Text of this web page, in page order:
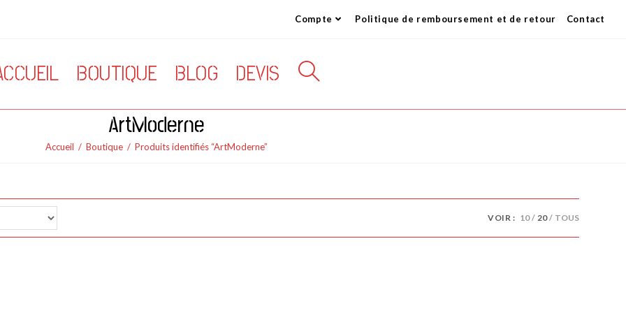
Compte Politique de remboursement et de retour Contact
BOUTIQUE BLOG DEVIS TOGGLE
ArtModerne
Accueil / Boutique / Produits identifiés “ArtModerne”
VOIR : 10 20 TOUS